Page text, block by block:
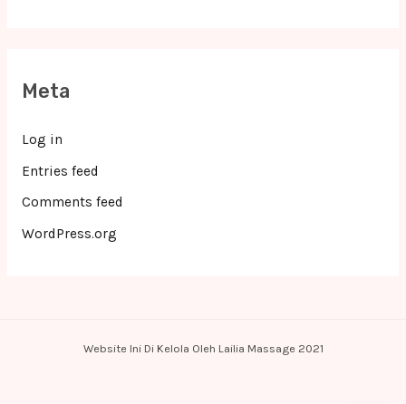
Meta
Log in
Entries feed
Comments feed
WordPress.org
Website Ini Di Kelola Oleh Lailia Massage 2021